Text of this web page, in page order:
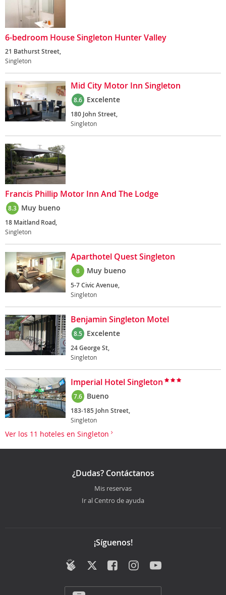
6-bedroom House Singleton Hunter Valley
21 Bathurst Street,
Singleton
Mid City Motor Inn Singleton
8.6 Excelente
180 John Street,
Singleton
Francis Phillip Motor Inn And The Lodge
8.3 Muy bueno
18 Maitland Road,
Singleton
Aparthotel Quest Singleton
8 Muy bueno
5-7 Civic Avenue,
Singleton
Benjamin Singleton Motel
8.5 Excelente
24 George St,
Singleton
Imperial Hotel Singleton
7.6 Bueno
183-185 John Street,
Singleton
Ver los 11 hoteles en Singleton
¿Dudas? Contáctanos
Mis reservas
Ir al Centro de ayuda
¡Síguenos!